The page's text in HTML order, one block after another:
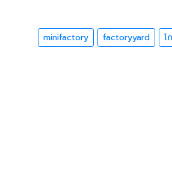
minifactory factoryyard โ